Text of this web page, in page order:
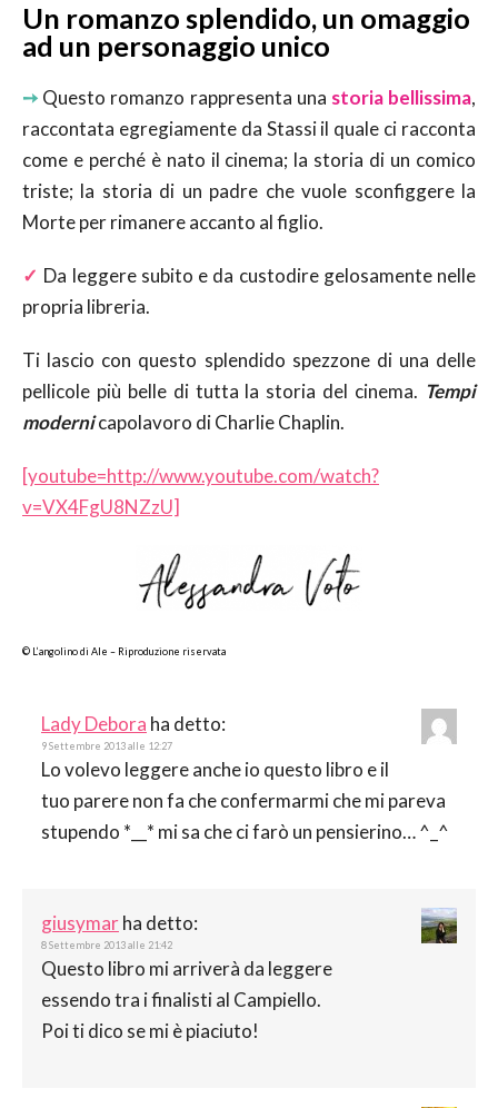
Un romanzo splendido, un omaggio
ad un personaggio unico
➙ Questo romanzo rappresenta una storia bellissima,
raccontata egregiamente da Stassi il quale ci racconta
come e perché è nato il cinema; la storia di un comico
triste; la storia di un padre che vuole sconfiggere la
Morte per rimanere accanto al figlio.
✓ Da leggere subito e da custodire gelosamente nelle
propria libreria.
Ti lascio con questo splendido spezzone di una delle
pellicole più belle di tutta la storia del cinema. Tempi
modernicapolavoro di Charlie Chaplin.
[youtube=http://www.youtube.com/watch?
v=VX4FgU8NZzU]
© L’angolino di Ale – Riproduzione riservata
Lady Debora ha detto:
9 Settembre 2013 alle 12:27
Lo volevo leggere anche io questo libro e il
tuo parere non fa che confermarmi che mi pareva
stupendo *__* mi sa che ci farò un pensierino… ^_^
giusymarha detto:
8 Settembre 2013 alle 21:42
Questo libro mi arriverà da leggere
essendo tra i finalisti al Campiello.
Poi ti dico se mi è piaciuto!